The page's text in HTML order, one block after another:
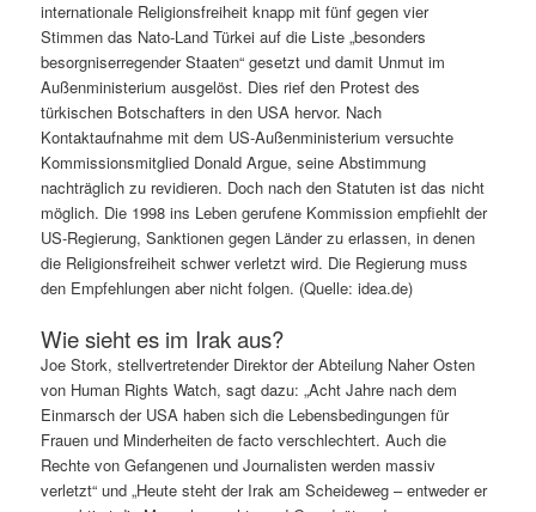
internationale Religionsfreiheit knapp mit fünf gegen vier
Stimmen das Nato-Land Türkei auf die Liste „besonders
besorgniserregender Staaten“ gesetzt und damit Unmut im
Außenministerium ausgelöst. Dies rief den Protest des
türkischen Botschafters in den USA hervor. Nach
Kontaktaufnahme mit dem US-Außenministerium versuchte
Kommissionsmitglied Donald Argue, seine Abstimmung
nachträglich zu revidieren. Doch nach den Statuten ist das nicht
möglich. Die 1998 ins Leben gerufene Kommission empfiehlt der
US-Regierung, Sanktionen gegen Länder zu erlassen, in denen
die Religionsfreiheit schwer verletzt wird. Die Regierung muss
den Empfehlungen aber nicht folgen. (Quelle: idea.de)
Wie sieht es im Irak aus?
Joe Stork, stellvertretender Direktor der Abteilung Naher Osten
von Human Rights Watch, sagt dazu: „Acht Jahre nach dem
Einmarsch der USA haben sich die Lebensbedingungen für
Frauen und Minderheiten de facto verschlechtert. Auch die
Rechte von Gefangenen und Journalisten werden massiv
verletzt“ und „Heute steht der Irak am Scheideweg – entweder er